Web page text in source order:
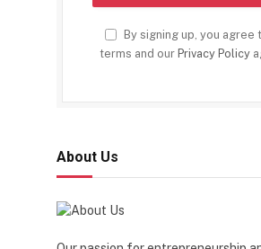
By signing up, you agree
terms and our Privacy Policy
About Us